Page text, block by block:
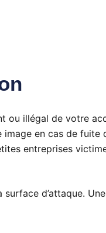
ou illégal de votre
en cas de fuite
entreprises
d’attaque.